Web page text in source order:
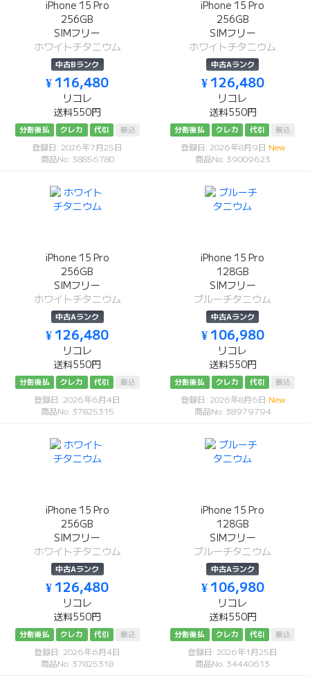
iPhone 15 Pro
256GB
SIMフリー
ホワイトチタニウム
中古Bランク
¥ 116,480
リコレ
送料550円
分割後払 クレカ 代引 振込
登録日: 2026年7月25日
商品No: 38856780
iPhone 15 Pro
256GB
SIMフリー
ホワイトチタニウム
中古Aランク
¥ 126,480
リコレ
送料550円
分割後払 クレカ 代引 振込
登録日: 2026年8月9日 New
商品No: 39009623
iPhone 15 Pro
256GB
SIMフリー
ホワイトチタニウム
中古Aランク
¥ 126,480
リコレ
送料550円
分割後払 クレカ 代引 振込
登録日: 2026年6月4日
商品No: 37825315
iPhone 15 Pro
128GB
SIMフリー
ブルーチタニウム
中古Aランク
¥ 106,980
リコレ
送料550円
分割後払 クレカ 代引 振込
登録日: 2026年8月6日 New
商品No: 38979794
iPhone 15 Pro
256GB
SIMフリー
ホワイトチタニウム
中古Aランク
¥ 126,480
リコレ
送料550円
分割後払 クレカ 代引 振込
登録日: 2026年6月4日
商品No: 37825318
iPhone 15 Pro
128GB
SIMフリー
ブルーチタニウム
中古Aランク
¥ 106,980
リコレ
送料550円
分割後払 クレカ 代引 振込
登録日: 2026年1月25日
商品No: 34440613